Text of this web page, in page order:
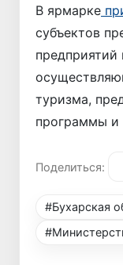
В ярмарке
субъектов
предприятий
туризма,
программы и
Поделиться:
#Бухарская